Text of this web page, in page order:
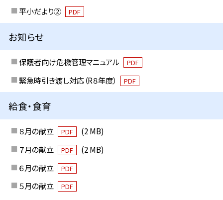
平小だより② PDF
お知らせ
保護者向け危機管理マニュアル PDF
緊急時引き渡し対応（R８年度） PDF
給食・食育
８月の献立 PDF
(2 MB)
７月の献立
PDF
(2 MB)
６月の献立
PDF
５月の献立 PDF